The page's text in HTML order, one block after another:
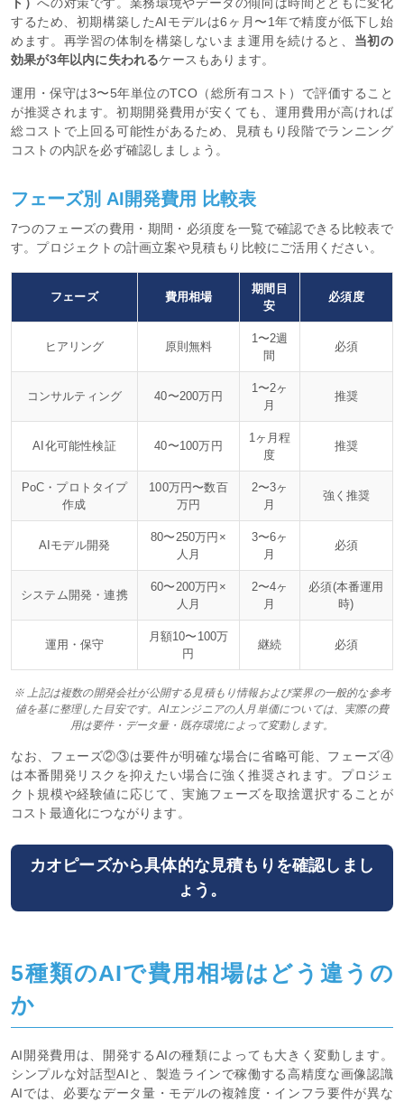
するため、初期構築したAIモデルは6ヶ月〜1年で精度が低下し始
めます。再学習の体制を構築しないまま運用を続けると、 当初の
効果が3年以内に失われるケースもあります。
運用・保守は3〜5年単位のTCO（総所有コスト）で評価すること
が推奨されます。初期開発費用が安くても、運用費用が高ければ
総コストで上回る可能性があるため、見積もり段階でランニング
コストの内訳を必ず確認しましょう。
フェーズ別 AI開発費用 比較表
7つのフェーズの費用・期間・必須度を一覧で確認できる比較表で
す。プロジェクトの計画立案や見積もり比較にご活用ください。
フェーズ 費用相場
期間目
安
必須度
ヒアリング 原則無料
1〜2週
間
必須
コンサルティング 40〜200万円
1〜2ヶ
月
推奨
AI化可能性検証 40〜100万円
1ヶ月程
度
推奨
PoC・プロトタイプ
作成
100万円〜数百
万円
2〜3ヶ
月
強く推奨
AIモデル開発
80〜250万円×
人月
3〜6ヶ
月
必須
システム開発・連携
60〜200万円×
人月
2〜4ヶ
月
必須(本番運用
時)
運用・保守
月額10〜100万
円
継続 必須
※ 上記は複数の開発会社が公開する見積もり情報および業界の一般的な参考
値を基に整理した目安です。AIエンジニアの人月単価については、実際の費
用は要件・データ量・既存環境によって変動します。
なお、フェーズ②③は要件が明確な場合に省略可能、フェーズ④
は本番開発リスクを抑えたい場合に強く推奨されます。プロジェ
クト規模や経験値に応じて、実施フェーズを取捨選択することが
コスト最適化につながります。
カオピーズから具体的な見積もりを確認しまし
ょう。
5種類のAIで費用相場はどう違うの
か
AI開発費用は、開発するAIの種類によっても大きく変動します。
シンプルな対話型AIと、製造ラインで稼働する高精度な画像認識
AIでは、必要なデータ量・モデルの複雑度・インフラ要件が異な